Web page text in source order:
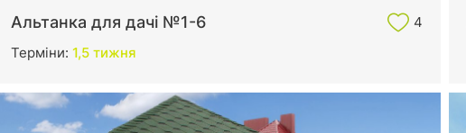
Альтанка для дачі №1-6
4
Терміни: 1,5 тижня